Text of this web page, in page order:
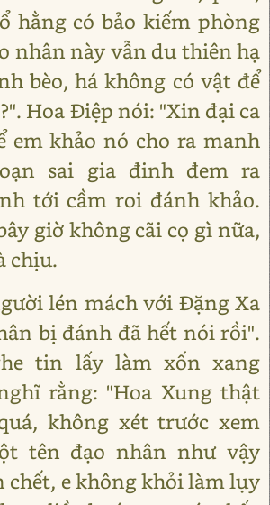
hằng có bảo kiếm phòng
nhân này vẫn du thiên hạ
bèo, há không có vật để
Hoa Điệp nói: "Xin đại ca
em khảo nó cho ra manh
sai gia đinh đem ra
tới cầm roi đánh khảo.
giờ không cãi cọ gì nữa,
chịu.
lén mách với Đặng Xa
bị đánh đã hết nói rồi".
tin lấy làm xốn xang
rằng: "Hoa Xung thật
không xét trước xem
tên đạo nhân như vậy
chết, e không khỏi làm lụy